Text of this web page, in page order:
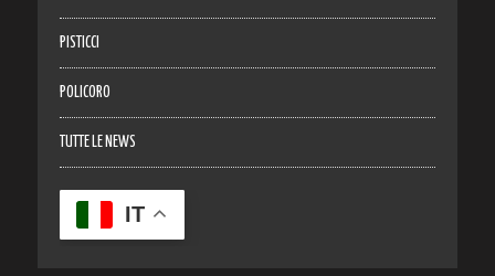
PISTICCI
POLICORO
TUTTE LE NEWS
IT